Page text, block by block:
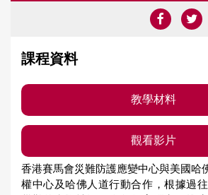
課程資料
教學材料
觀看影片
香港賽馬會災難防護應變中心與美國哈
權中心及哈佛人道行動合作，根據過